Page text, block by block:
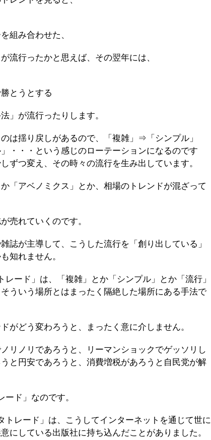
組み合わせた、
流行ったかと思えば、その翌年には、
とうとする
」が流行ったりします。
は揺り戻しがあるので、「複雑」⇒「シンプル」
・・・という感じのローテーションになるのです
ずつ変え、その時々の流行を生み出しています。
「アベノミクス」とか、相場のトレンドが混ざって
売れていくのです。
誌が主導して、こうした流行を「創り出している」
知れません。
レード」は、「複雑」とか「シンプル」とか「流行」
ういう場所とはまったく隔絶した場所にある手法で
がどう変わろうと、まったく意に介しません。
リノリであろうと、リーマンショックでゲッソリし
と円安であろうと、消費増税があろうと自民党が解
ード」なのです。
トレード」は、こうしてインターネットを通じて世に
にしている出版社に持ち込んだことがありました。